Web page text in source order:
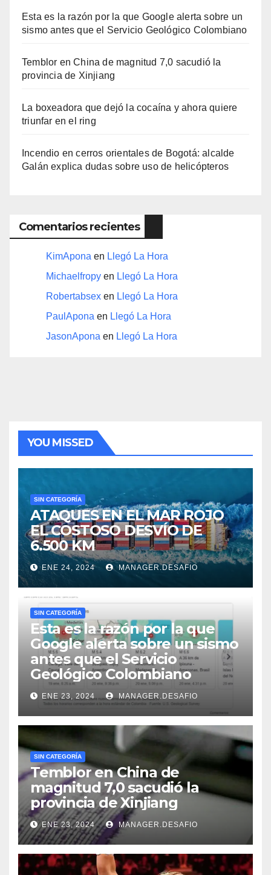
Esta es la razón por la que Google alerta sobre un
sismo antes que el Servicio Geológico Colombiano
Temblor en China de magnitud 7,0 sacudió la
provincia de Xinjiang
La boxeadora que dejó la cocaína y ahora quiere
triunfar en el ring​
Incendio en cerros orientales de Bogotá: alcalde
Galán explica dudas sobre uso de helicópteros
Comentarios recientes
KimApona en Llegó La Hora
Michaelfropy en Llegó La Hora
Robertabsex en Llegó La Hora
PaulApona en Llegó La Hora
JasonApona en Llegó La Hora
YOU MISSED
SIN CATEGORÍA
ATAQUES EN EL MAR ROJO
EL COSTOSO DESVÍO DE
6.500 KM
ENE 24, 2024 MANAGER.DESAFIO
SIN CATEGORÍA
Esta es la razón por la que
Google alerta sobre un sismo
antes que el Servicio
Geológico Colombiano
ENE 23, 2024 MANAGER.DESAFIO
SIN CATEGORÍA
Temblor en China de
magnitud 7,0 sacudió la
provincia de Xinjiang
ENE 23, 2024 MANAGER.DESAFIO